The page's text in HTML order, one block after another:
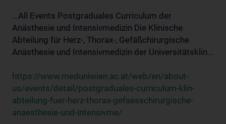
...All Events Postgraduales Curriculum der
Anästhesie und Intensivmedizin Die Klinische
Abteilung für Herz-, Thorax-, Gefäßchirurgische
Anästhesie und Intensivmedizin der Universitätsklin...
https://www.meduniwien.ac.at/web/en/about-
us/events/detail/postgraduales-curriculum-klin-
abteilung-fuer-herz-thorax-gefaesschirurgische-
anaesthesie-und-intensivme/